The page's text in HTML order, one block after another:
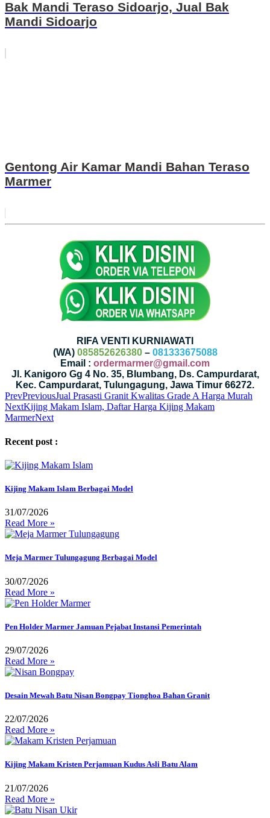
Bak Mandi Teraso Sidoarjo, Jual Bak
Mandi Sidoarjo
Gentong Air Kamar Mandi Bahan Teraso
Marmer
RIFA VENTI KURNIAWATI
(WA) 085852626380– 081333675088
Email : ordermarmer@gmail.com
Jl. Kanigoro Gg 4 No. 35, Blumbang, Ds. Campurdarat,
Kec. Campurdarat, Tulungagung, Jawa Timur 66272.
PrevPreviousJual Prasasti Granit Kwalitas Grade A Harga Murah
NextKijing Makam Islam, Daftar Harga Kijing Makam
MarmerNext
Recent post :
Kijing Makam Islam Berbagai Model
31/07/2026
Read More »
Meja Marmer Tulungagung Berbagai Model
30/07/2026
Read More »
Pen Holder Marmer Jamuan Pejabat Instansi Pemerintah
29/07/2026
Read More »
Desain Mewah Batu Nisan Bongpay Tionghoa Bahan Granit
22/07/2026
Read More »
Kijing Makam Kristen Perjamuan Kudus Asli Batu Alam
21/07/2026
Read More »